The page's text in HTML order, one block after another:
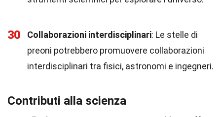
30 Collaborazioni interdisciplinari: Le stelle di
preoni potrebbero promuovere collaborazioni
interdisciplinari tra fisici, astronomi e ingegneri.
Contributi alla scienza